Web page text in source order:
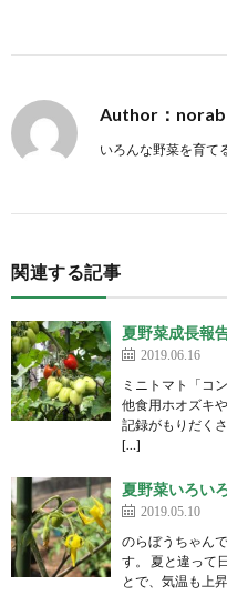
Author：
いろんな野菜を育て
関連する記事
夏野菜成長報
2019.06.16
ミニトマト「コ
他食用ホオズキ
記録がもりだくさ
[…]
夏野菜いろい
2019.05.10
のらぼうちゃん
す。 夏と違って
とで、気温も上